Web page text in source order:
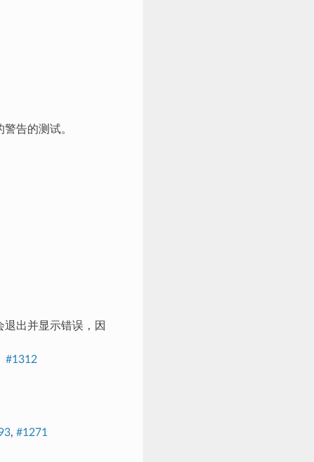
告的测试。
出并显示错误，因
#1312
, #1271